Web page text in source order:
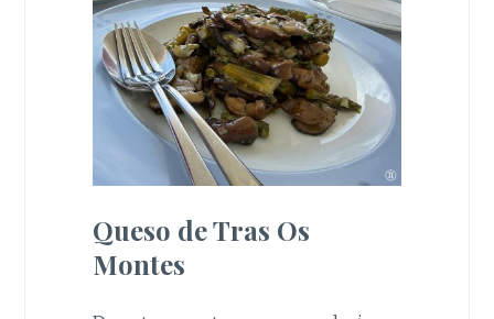
Queso de Tras Os
Montes